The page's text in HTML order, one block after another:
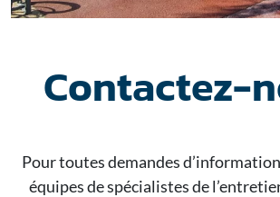
Contactez-
Pour toutes demandes
équipes de spécialistes de